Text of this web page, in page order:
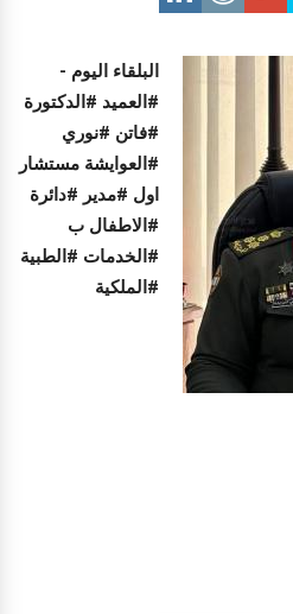
البلقاء اليوم -
#العميد #الدكتورة
#فاتن #نوري
#العوايشة مستشار
اول #مدير #دائرة
#الاطفال ب
#الخدمات #الطبية
#الملكية